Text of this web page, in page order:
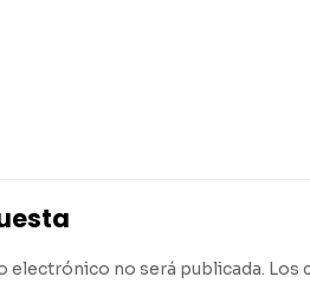
electrónico no será publicada. Los